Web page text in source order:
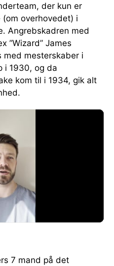
der kun er
overhovedet) i
Angrebskadren med
”Wizard” James
med mesterskaber i
i 1930, og da
kom til i 1934, gik alt
7 mand på det